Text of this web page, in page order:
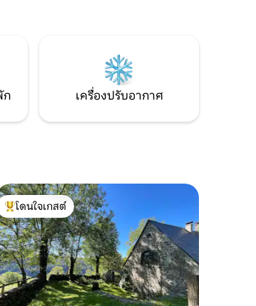
Salers, Le Puy Mary ฯลฯ
ก เครื่องปรับอากาศ
โดนใจเกสต์ที่สุด
โดนใจเกสต์